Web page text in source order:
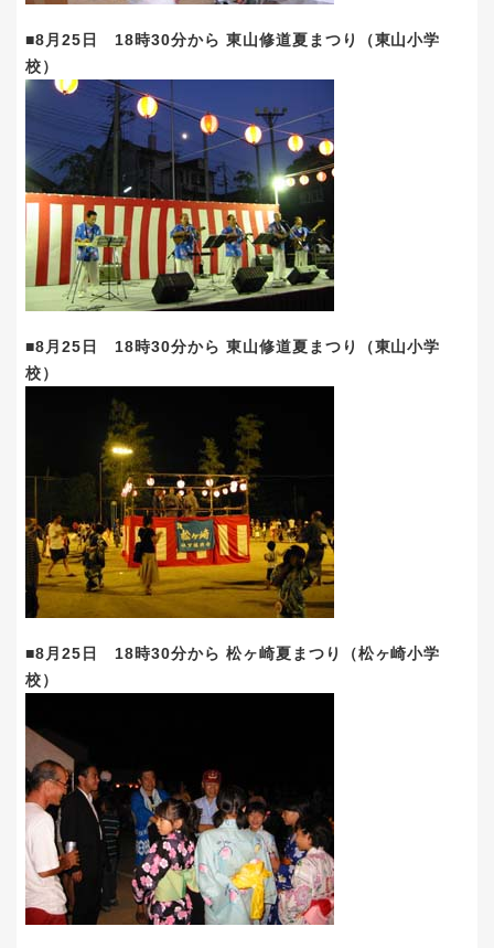
■8月25日 18時30分から 東山修道夏まつり（東山小学
校）
■8月25日 18時30分から 東山修道夏まつり（東山小学
校）
■8月25日 18時30分から 松ヶ崎夏まつり（松ヶ崎小学
校）